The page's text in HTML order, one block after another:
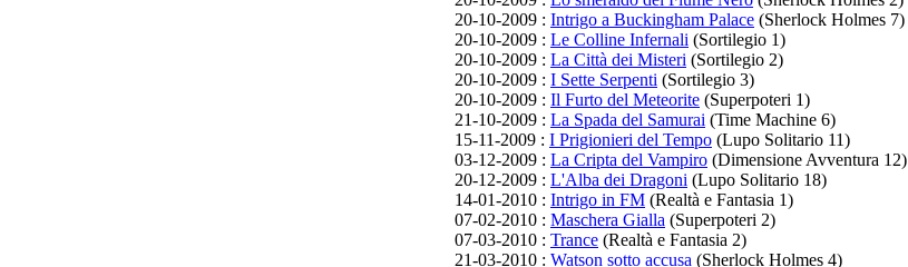
20-10-2009 : Intrigo a Buckingham Palace (Sherlock Holmes 7)
20-10-2009 : Le Colline Infernali (Sortilegio 1)
20-10-2009 : La Città dei Misteri (Sortilegio 2)
20-10-2009 : I Sette Serpenti (Sortilegio 3)
20-10-2009 : Il Furto del Meteorite (Superpoteri 1)
21-10-2009 : La Spada del Samurai (Time Machine 6)
15-11-2009 : I Prigionieri del Tempo (Lupo Solitario 11)
03-12-2009 : La Cripta del Vampiro (Dimensione Avventura 12)
20-12-2009 : L'Alba dei Dragoni (Lupo Solitario 18)
14-01-2010 : Intrigo in FM (Realtà e Fantasia 1)
07-02-2010 : Maschera Gialla (Superpoteri 2)
07-03-2010 : Trance (Realtà e Fantasia 2)
21-03-2010 : Watson sotto accusa (Sherlock Holmes 4)